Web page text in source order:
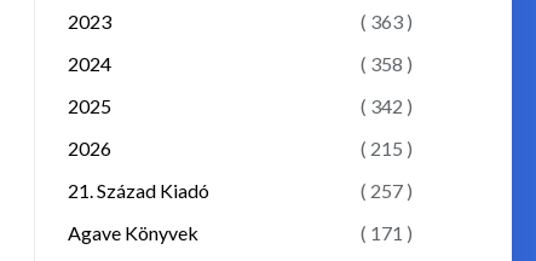
2023
( 363 )
2024
( 358 )
2025
( 342 )
2026
( 215 )
21. Század Kiadó
( 257 )
Agave Könyvek
( 171 )